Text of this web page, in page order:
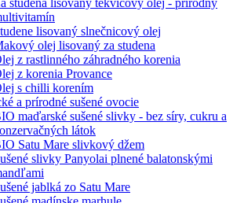
studena lisovaný tekvicový olej - prírodný
lisovaný slnečnicový olej
olej lisovaný za studena
z rastlinného záhradného korenia
z korenia Provance
s chilli korením
a prírodné sušené ovocie
maďarské sušené slivky - bez síry, cukru a
látok
Satu Mare slivkový džem
slivky Panyolai plnené balatonskými
jablká zo Satu Mare